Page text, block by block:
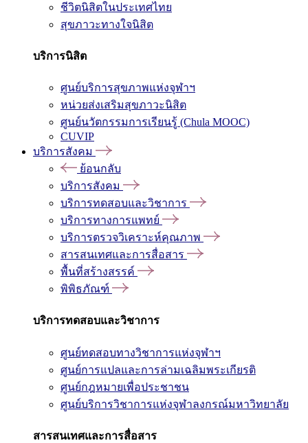
ชีวิตนิสิตในประเทศไทย
สุขภาวะทางใจนิสิต
บริการนิสิต
ศูนย์บริการสุขภาพแห่งจุฬาฯ
หน่วยส่งเสริมสุขภาวะนิสิต
ศูนย์นวัตกรรมการเรียนรู้ (Chula MOOC)
CUVIP
บริการสังคม
ย้อนกลับ
บริการสังคม
บริการทดสอบและวิชาการ
บริการทางการแพทย์
บริการตรวจวิเคราะห์คุณภาพ
สารสนเทศและการสื่อสาร
พื้นที่สร้างสรรค์
พิพิธภัณฑ์
บริการทดสอบและวิชาการ
ศูนย์ทดสอบทางวิชาการแห่งจุฬาฯ
ศูนย์การแปลและการล่ามเฉลิมพระเกียรติ
ศูนย์กฎหมายเพื่อประชาชน
ศูนย์บริการวิชาการแห่งจุฬาลงกรณ์มหาวิทยาลัย
สารสนเทศและการสื่อสาร